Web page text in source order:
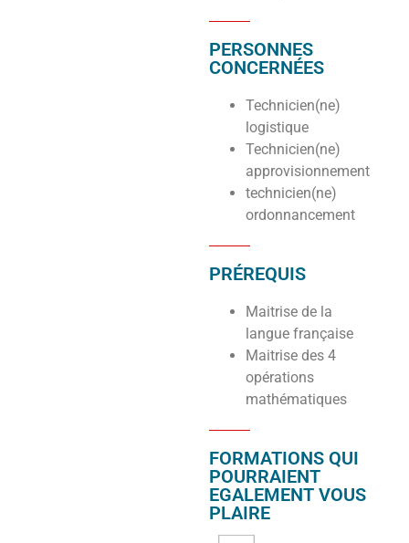
PERSONNES
CONCERNÉES
Technicien(ne)
logistique
Technicien(ne)
approvisionnement
technicien(ne)
ordonnancement
PRÉREQUIS
Maitrise de la
langue française
Maitrise des 4
opérations
mathématiques
FORMATIONS QUI
POURRAIENT
EGALEMENT VOUS
PLAIRE